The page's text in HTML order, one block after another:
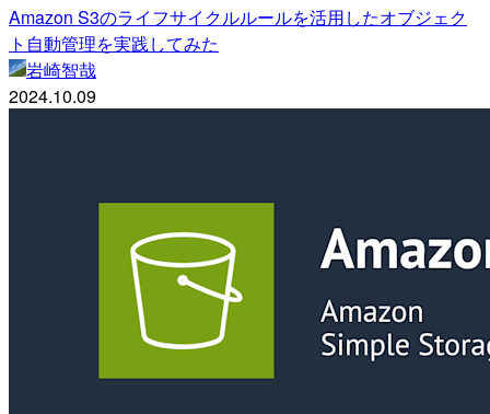
Amazon S3のライフサイクルルールを活用したオブジェク
ト自動管理を実践してみた
岩崎智哉
2024.10.09